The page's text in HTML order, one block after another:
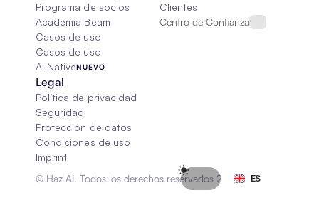
Programa de socios
Academia Beam
Casos de uso
Casos de uso
AI NativeNUEVO
Clientes
Centro de Confianza
Legal
Política de privacidad
Seguridad
Protección de datos
Condiciones de uso
Imprint
© Haz AI. Todos los derechos reservados 2026
ES